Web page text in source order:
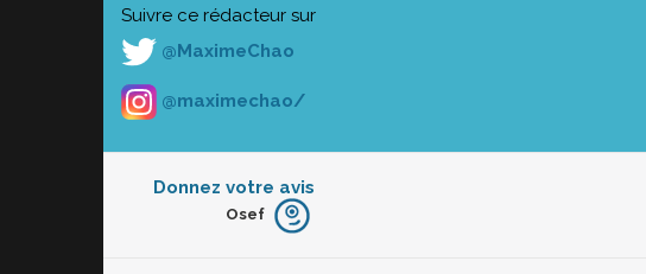
Suivre ce rédacteur sur
@MaximeChao
@maximechao/
Donnez votre avis
Furieux
Osef